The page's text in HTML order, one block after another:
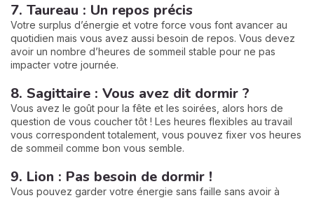
7. Taureau : Un repos précis
Votre surplus d’énergie et votre force vous font avancer au
quotidien mais vous avez aussi besoin de repos. Vous devez
avoir un nombre d’heures de sommeil stable pour ne pas
impacter votre journée.
8. Sagittaire : Vous avez dit dormir ?
Vous avez le goût pour la fête et les soirées, alors hors de
question de vous coucher tôt ! Les heures flexibles au travail
vous correspondent totalement, vous pouvez fixer vos heures
de sommeil comme bon vous semble.
9. Lion : Pas besoin de dormir !
Vous pouvez garder votre énergie sans faille sans avoir à